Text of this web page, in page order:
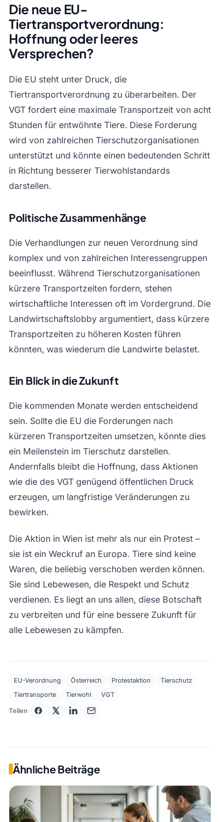
Die neue EU-
Tiertransportverordnung:
Hoffnung oder leeres
Versprechen?
Die EU steht unter Druck, die
Tiertransportverordnung zu überarbeiten. Der
VGT fordert eine maximale Transportzeit von acht
Stunden für entwöhnte Tiere. Diese Forderung
wird von zahlreichen Tierschutzorganisationen
unterstützt und könnte einen bedeutenden Schritt
in Richtung besserer Tierwohlstandards
darstellen.
Politische Zusammenhänge
Die Verhandlungen zur neuen Verordnung sind
komplex und von zahlreichen Interessengruppen
beeinflusst. Während Tierschutzorganisationen
kürzere Transportzeiten fordern, stehen
wirtschaftliche Interessen oft im Vordergrund. Die
Landwirtschaftslobby argumentiert, dass kürzere
Transportzeiten zu höheren Kosten führen
könnten, was wiederum die Landwirte belastet.
Ein Blick in die Zukunft
Die kommenden Monate werden entscheidend
sein. Sollte die EU die Forderungen nach
kürzeren Transportzeiten umsetzen, könnte dies
ein Meilenstein im Tierschutz darstellen.
Andernfalls bleibt die Hoffnung, dass Aktionen
wie die des VGT genügend öffentlichen Druck
erzeugen, um langfristige Veränderungen zu
bewirken.
Die Aktion in Wien ist mehr als nur ein Protest –
sie ist ein Weckruf an Europa. Tiere sind keine
Waren, die beliebig verschoben werden können.
Sie sind Lebewesen, die Respekt und Schutz
verdienen. Es liegt an uns allen, diese Botschaft
zu verbreiten und für eine bessere Zukunft für
alle Lebewesen zu kämpfen.
EU-Verordnung Österreich Protestaktion
Tierschutz
Tiertransporte
Tierwohl VGT
Teilen
Ähnliche Beiträge